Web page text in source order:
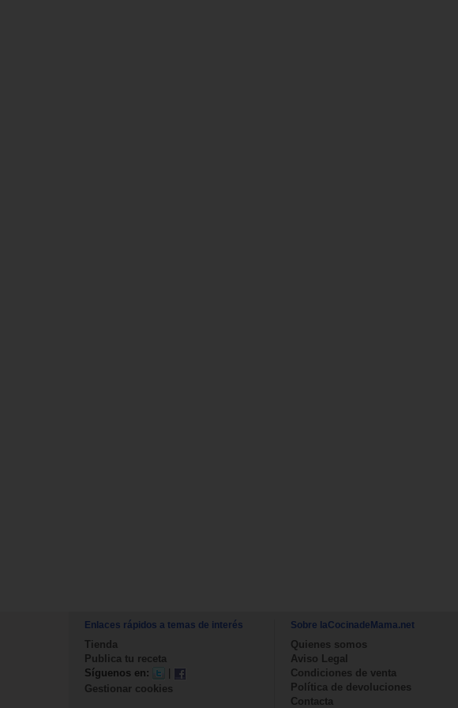
Enlaces rápidos a temas de interés
Tienda
Publica tu receta
Síguenos en:
Gestionar cookies
Sobre laCocinadeMama.net
Quienes somos
Aviso Legal
Condiciones de venta
Política de devoluciones
Contacta